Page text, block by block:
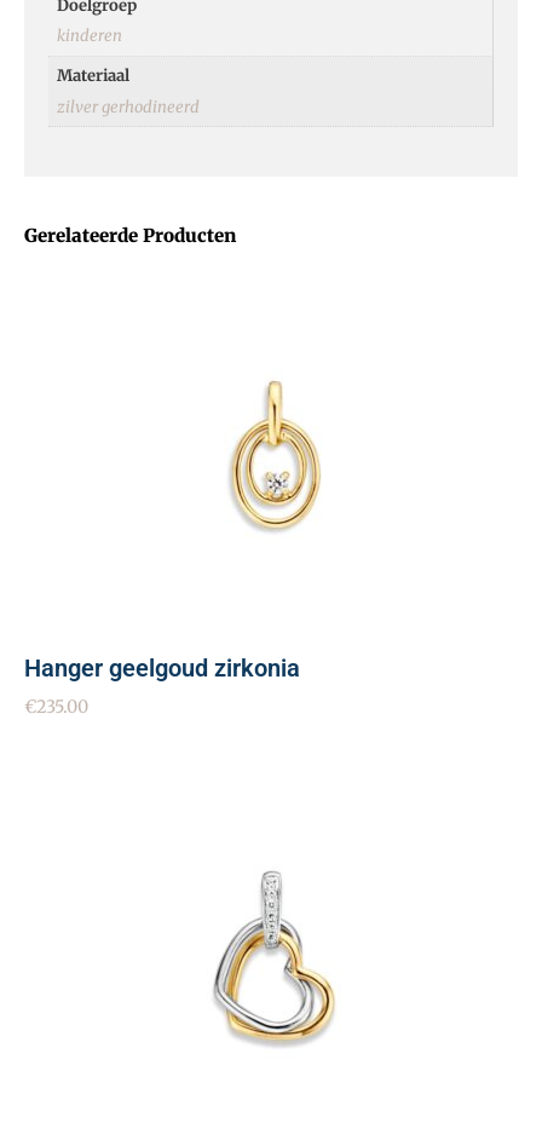
Gerelateerde Producten
Hanger geelgoud zirkonia
€235.00
Doelgroep
kinderen
Materiaal
zilver gerhodineerd